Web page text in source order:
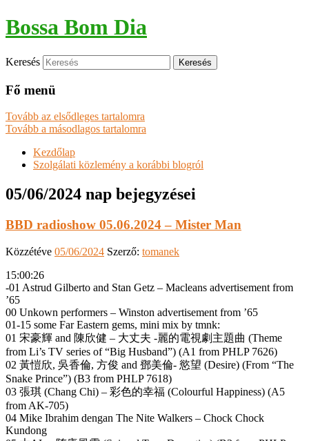
Bossa Bom Dia
Keresés
Fő menü
Tovább az elsődleges tartalomra
Tovább a másodlagos tartalomra
Kezdőlap
Szolgálati közlemény a korábbi blogról
05/06/2024 nap bejegyzései
BBD radioshow 05.06.2024 – Mister Man
Közzétéve 05/06/2024 Szerző: tomanek
15:00:26
-01 Astrud Gilberto and Stan Getz – Macleans advertisement from
’65
00 Unkown performers – Winston advertisement from ’65
01-15 some Far Eastern gems, mini mix by tmnk:
01 宋豪輝 and 陳欣健 – 大丈夫 -麗的電視劇主題曲 (Theme
from Li’s TV series of “Big Husband”) (A1 from PHLP 7626)
02 黃愷欣, 吳香倫, 方俊 and 鄧美倫- 慾望 (Desire) (From “The
Snake Prince”) (B3 from PHLP 7618)
03 張琪 (Chang Chi) – 彩色的幸福 (Colourful Happiness) (A5
from AK-705)
04 Mike Ibrahim dengan The Nite Walkers – Chock Chock
Kundong